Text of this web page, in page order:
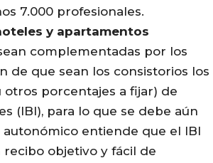
7.000 profesionales.
y apartamentos
complementadas por los
de que sean los consistorios los
otros porcentajes a fijar) de
(IBI), para lo que se debe aún
autonómico entiende que el IBI
objetivo y fácil de